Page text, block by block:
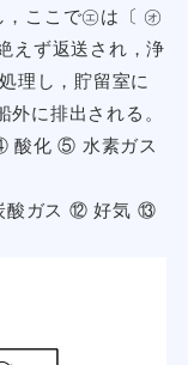
ここで㋓は〔 ㋔
えず返送され，浄
理し，貯留室に
に排出される。
化 ⑤ 水素ガス
ガス ⑫ 好気 ⑬